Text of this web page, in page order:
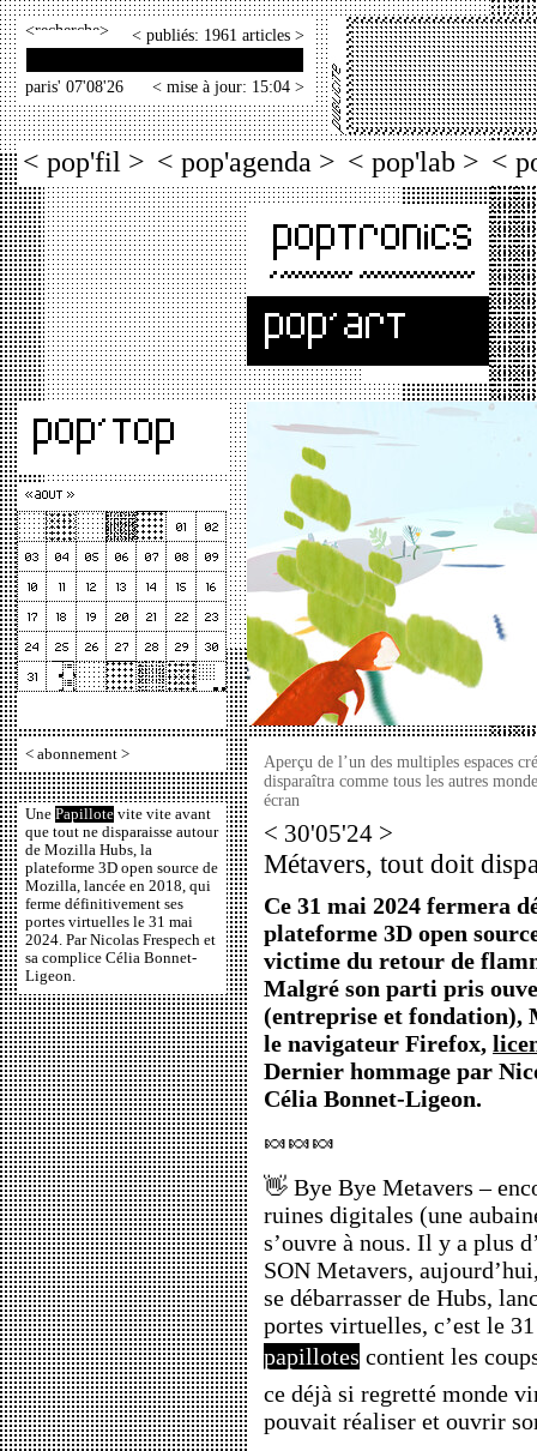
< > < publiés: 1961 articles >
paris' 07'08'26 < mise à jour: 15:04 >
< pop'fil > < pop'agenda > < pop'lab > <
< abonnement >
Une Papillote vite vite avant
que tout ne disparaisse autour
de Mozilla Hubs, la
plateforme 3D open source de
Mozilla, lancée en 2018, qui
ferme définitivement ses
portes virtuelles le 31 mai
2024. Par Nicolas Frespech et
sa complice Célia Bonnet-
Ligeon.
Aperçu de l’un des multiples espaces
disparaîtra comme tous les autres
écran
< 30'05'24 >
Métavers, tout doit
Ce 31 mai 2024 fermera
plateforme 3D open
victime du retour de
Malgré son parti pris
(entreprise et fondation),
le navigateur Firefox,
Dernier hommage par
Célia Bonnet-Ligeon.
🍬🍬🍬
👋 Bye Bye Metavers –
ruines digitales (une
s’ouvre à nous. Il y a plus
SON Metavers,
se débarrasser de Hubs,
portes virtuelles, c’est le
papillotes contient les
ce déjà si regretté monde
pouvait réaliser et ouvrir